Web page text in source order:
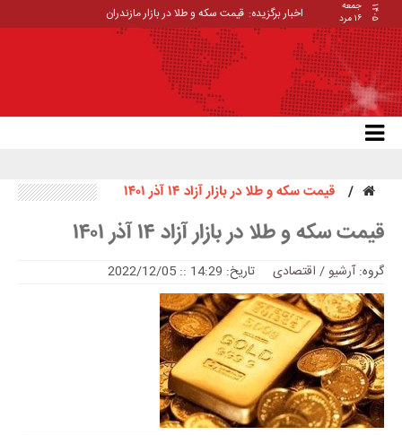
اخبار برگزیده: قیمت سکه و طلا در بازار مازندران
قیمت سکه و طلا در بازار آزاد ۱۴ آذر ۱۴۰۱
طلا در بازار آزاد ۱۴ آذر ۱۴۰۱
/اقتصادی تاریخ: 14:29 :: 2022/12/05